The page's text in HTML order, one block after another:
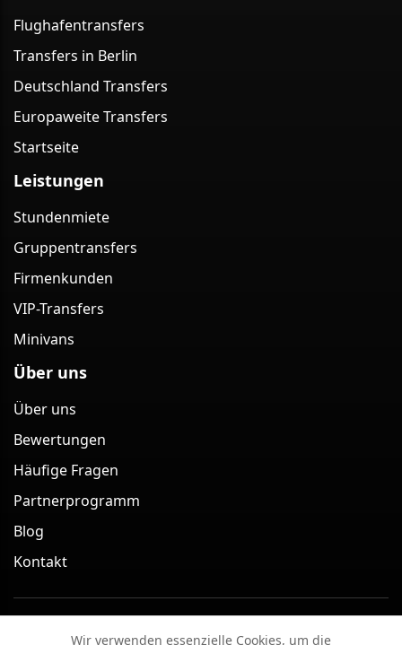
Flughafentransfers
Transfers in Berlin
Deutschland Transfers
Europaweite Transfers
Startseite
Leistungen
Stundenmiete
Gruppentransfers
Firmenkunden
VIP-Transfers
Minivans
Über uns
Über uns
Bewertungen
Häufige Fragen
Partnerprogramm
Blog
Kontakt
Minivan Berlin – Minivan-Transfer-Service in Berlin
Wir verwenden essenzielle Cookies, um die